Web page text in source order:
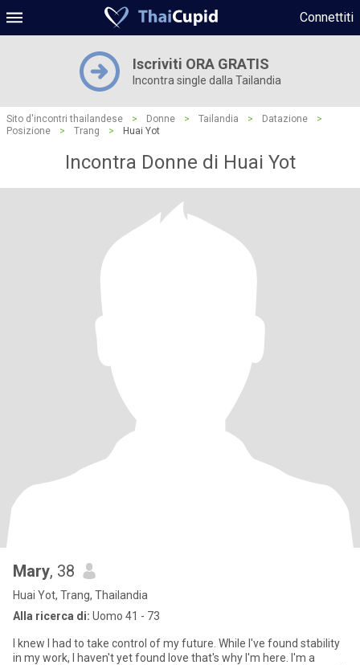
Connettiti
Iscriviti ORA GRATIS
Incontra single dalla Tailandia
Sito d'incontri thailandese > Donne > Tailandia > Datazione
>
Posizione
> Trang > Huai Yot
Incontra Donne di Huai Yot
Mary, 38
Huai Yot, Trang, Thailandia
Alla ricerca di: Uomo 41 - 73
I knew I had to take control of my future. While I've found stability
in my work, I haven't yet found love that's why I'm here. I'm a